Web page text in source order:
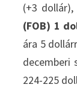
(+3
(FOB) 1
ára 5
decemberi
224-225